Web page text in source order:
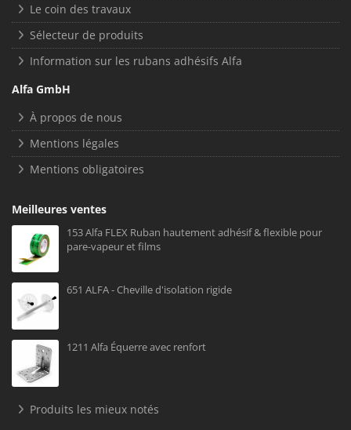
Le coin des travaux
Sélecteur de produits
Information sur les rubans adhésifs Alfa
Alfa GmbH
À propos de nous
Mentions légales
Mentions obligatoires
Meilleures ventes
153 Alfa FLEX Ruban hautement adhésif & flexible pour
pare-vapeur et films
651 ALFA - Cheville d'isolation rigide
1211 Alfa Équerre avec renfort
Produits les mieux notés